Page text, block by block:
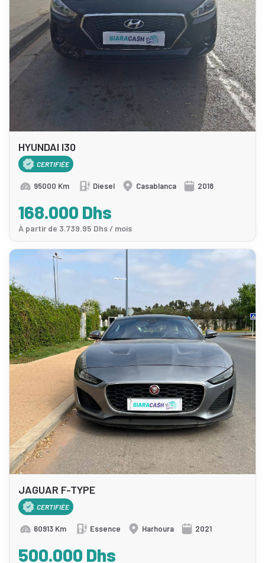
HYUNDAI I30
CERTIFIÉE
95000 Km Diesel Casablanca 2018
168.000 Dhs
À partir de 3.739.95 Dhs / mois
JAGUAR F-TYPE
CERTIFIÉE
60913 Km Essence Harhoura 2021
500.000 Dhs